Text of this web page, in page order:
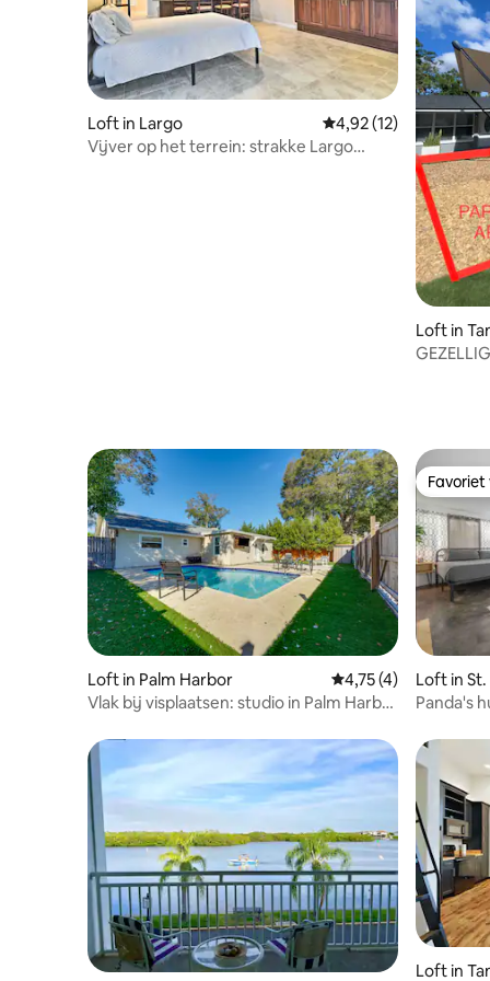
Loft in Largo Gemiddelde
4,92 (12)
Vijver op het terrein: strakke Largo
Loft in
Loft in Palm Harbor Gemiddelde
4,75 (4)
Vlak bij visplaatsen: studio in Palm Harbor
Loft in
Panda's
Loft in